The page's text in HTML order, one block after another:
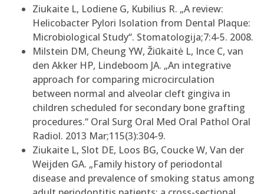
Ziukaite L, Lodiene G, Kubilius R. „A review:
Helicobacter Pylori Isolation from Dental Plaque:
Microbiological Study“. Stomatologija;7:4-5. 2008.
Milstein DM, Cheung YW, Žiūkaitė L, Ince C, van
den Akker HP, Lindeboom JA. „An integrative
approach for comparing microcirculation
between normal and alveolar cleft gingiva in
children scheduled for secondary bone grafting
procedures.“ Oral Surg Oral Med Oral Pathol Oral
Radiol. 2013 Mar;115(3):304-9.
Ziukaite L, Slot DE, Loos BG, Coucke W, Van der
Weijden GA. „Family history of periodontal
disease and prevalence of smoking status among